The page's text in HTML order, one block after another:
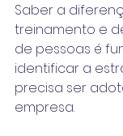
Saber a
treinamento e
de pessoas é
identificar a
precisa ser
empresa.